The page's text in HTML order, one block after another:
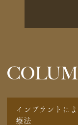
インプラントに
療法